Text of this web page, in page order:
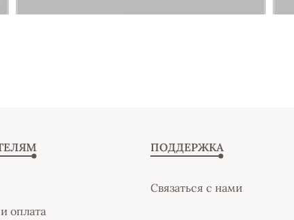
оплата
ПОДДЕРЖКА
Связаться с нами